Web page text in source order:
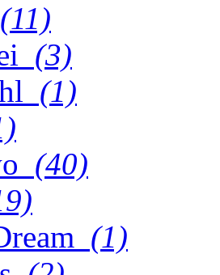
(11)
(3)
(1)
(40)
(1)